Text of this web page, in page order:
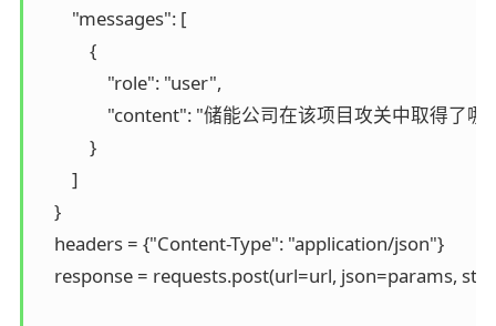
        "messages": [
            {
                "role": "user",
"content": "储能公司在该项目攻关中取得了
            }
        ]
    }
    headers = {"Content-Type": "application/json"}
response = requests.post(url=url, json=params,